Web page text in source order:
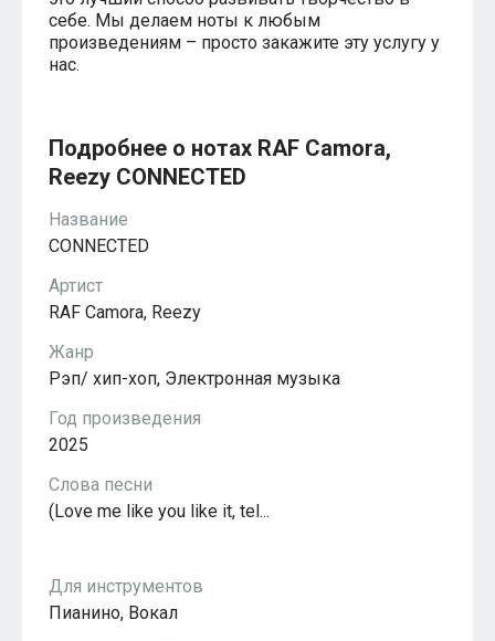
Красавица и чудовище
из мультфильмов Disney
Моана (Disney)
Ноты из аниме
Для обучения
1-ой класс обучения
2-ий класс обучения
Ноты для младшей группы
Ноты для средней группы
Духовная музыка
Пасхальные ноты
Христианская музыка
Госпел
из компьютерных игр
The Legend Of Zelda
Friday Night Funkin’
Super Mario Bros.
для различных игр
Five Nights at Freddy’s
Популярное
себе. Мы делаем ноты к любым
произведениям – просто закажите эту услугу у
нас.
Подробнее о нотах RAF Camora,
Reezy CONNECTED
Название
CONNECTED
Артист
RAF Camora, Reezy
Жанр
Рэп/ хип-хоп, Электронная музыка
Год произведения
2025
Слова песни
(Love me like you like it, tel...
Для инструментов
Пианино, Вокал